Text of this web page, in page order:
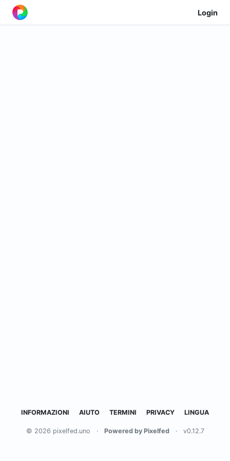
Login
INFORMAZIONI AIUTO TERMINI PRIVACY LINGUA
© 2026 pixelfed.uno · Powered by Pixelfed · v0.12.7